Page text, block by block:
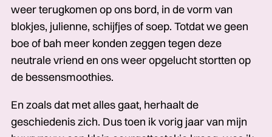
weer terugkomen op ons bord, in de vorm van
blokjes, julienne, schijfjes of soep. Totdat we geen
boe of bah meer konden zeggen tegen deze
neutrale vriend en ons weer opgelucht stortten op
de bessensmoothies.
En zoals dat met alles gaat, herhaalt de
geschiedenis zich. Dus toen ik vorig jaar van mijn